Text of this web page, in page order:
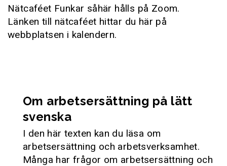
Nätcaféet Funkar såhär hålls på Zoom.
Länken till nätcaféet hittar du här på
webbplatsen i kalendern.
Om arbetsersättning på lätt
svenska
I den här texten kan du läsa om
arbetsersättning och arbetsverksamhet.
Många har frågor om arbetsersättning och